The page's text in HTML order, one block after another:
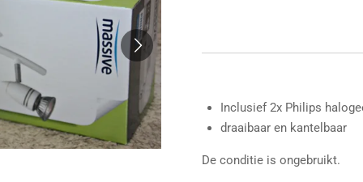
Inclusief 2x Philips
draaibaar en kantelbaar
De conditie is ongebruikt.